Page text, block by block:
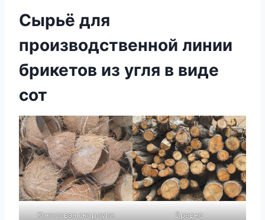
Сырьё для
производственной линии
брикетов из угля в виде
сот
Кокосовая скорлупа Бревно